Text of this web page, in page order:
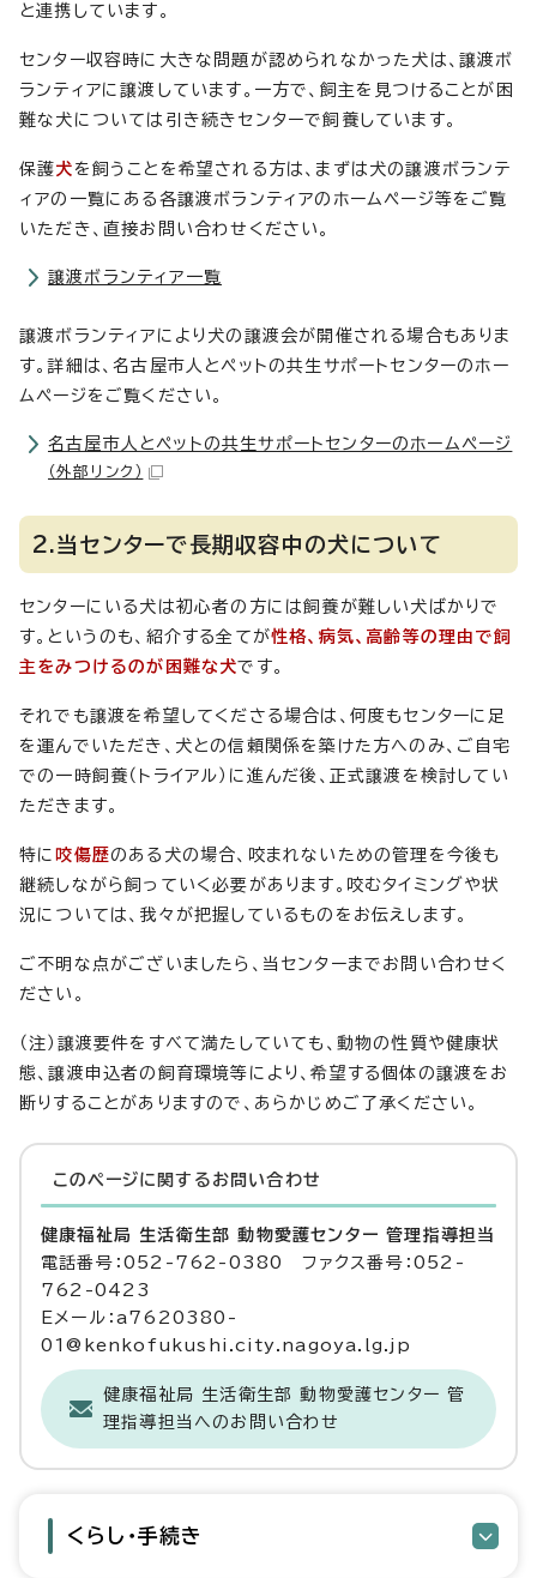
と連携しています。
センター収容時に大きな問題が認められなかった犬は、譲渡ボ
ランティアに譲渡しています。一方で、飼主を見つけることが困
難な犬については引き続きセンターで飼養しています。
保護犬 を飼うことを希望される方は、まずは犬の譲渡ボランテ
ィアの一覧にある各譲渡ボランティアのホームページ等をご覧
いただき、直接お問い合わせください。
譲渡ボランティア一覧
譲渡ボランティアにより犬の譲渡会が開催される場合もありま
す。詳細は、名古屋市人とペットの共生サポートセンターのホー
ムページをご覧ください。
名古屋市人とペットの共生サポートセンターのホームページ
（外部リンク）
2.当センターで長期収容中の犬について
センターにいる犬は初心者の方には飼養が難しい犬ばかりで
す。というのも、紹介する全てが性格、病気、高齢等の理由で飼
主をみつけるのが困難な犬です。
それでも譲渡を希望してくださる場合は、何度もセンターに足
を運んでいただき、犬との信頼関係を築けた方へのみ、ご自宅
での一時飼養（トライアル）に進んだ後、正式譲渡を検討してい
ただきます。
特に 咬傷歴のある犬の場合、咬まれないための管理を今後も
継続しながら飼っていく必要があります。咬むタイミングや状
況については、我々が把握しているものをお伝えします。
ご不明な点がございましたら、当センターまでお問い合わせく
ださい。
（注）譲渡要件をすべて満たしていても、動物の性質や健康状
態、譲渡申込者の飼育環境等により、希望する個体の譲渡をお
断りすることがありますので、あらかじめご了承ください。
このページに関する お問い合わせ
健康福祉局 生活衛生部 動物愛護センター 管理指導担当
電話番号：052-762-0380 ファクス番号：052-
762-0423
Eメール：a7620380-
01@kenkofukushi.city.nagoya.lg.jp
健康福祉局 生活衛生部 動物愛護センター 管
理指導担当へのお問い合わせ
くらし・手続き